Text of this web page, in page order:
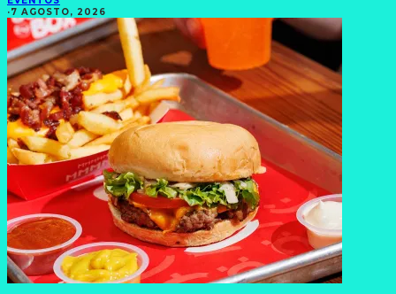
·7 AGOSTO, 2026